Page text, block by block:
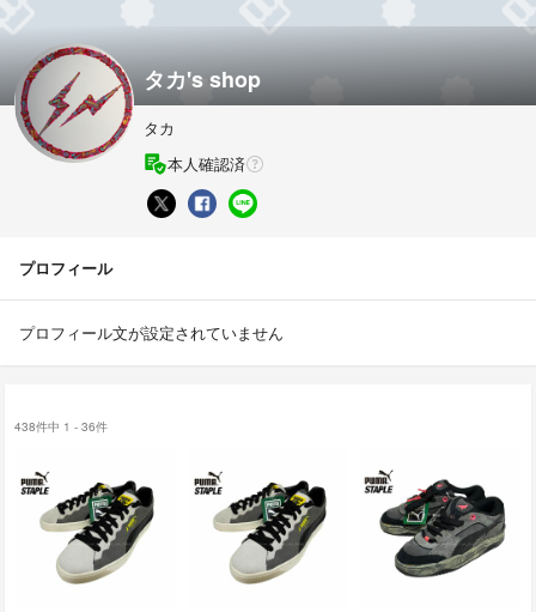
タカ's shop
タカ
本人確認済
プロフィール
プロフィール文が設定されていません
438件中 1 - 36件